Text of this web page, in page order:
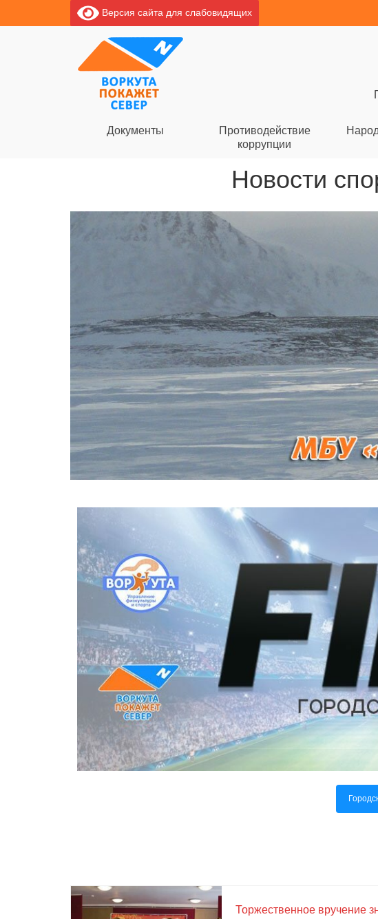
Версия сайта для слабовидящих
Документы
Противодействие
коррупции
Новости
Торжественное вручение